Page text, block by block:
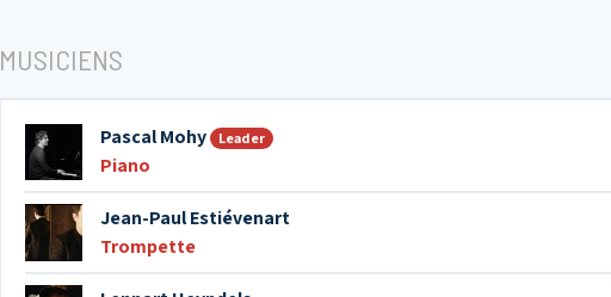
MUSICIENS
Pascal Mohy Leader
Piano
Jean-Paul Estiévenart
Trompette